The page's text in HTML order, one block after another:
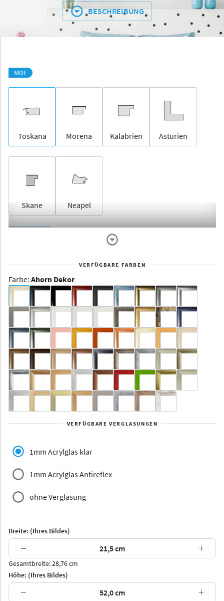
BESCHREIBUNG
MDF
Toskana Morena Kalabrien Asturien
Skane Neapel
Dakota -
Rahmenloser
Aluminium
Yukon Alaska
Jersey Dauphine
Arran Luzern
VERFÜGBARE FARBEN
Farbe: Ahorn Dekor
VERFÜGBARE VERGLASUNGEN
1mm Acrylglas klar
1mm Acrylglas Antireflex
ohne Verglasung
Breite: (Ihres Bildes)
− +
Gesamtbreite: 28,76 cm
Höhe: (Ihres Bildes)
− +